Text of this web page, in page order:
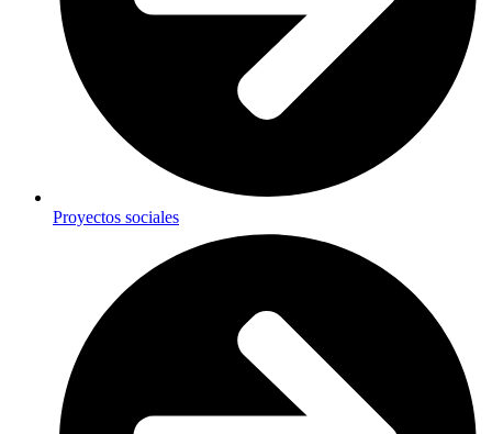
Proyectos sociales